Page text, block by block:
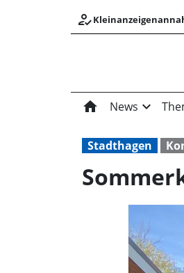
how_to_reg
home News expand_more
Stadthagen